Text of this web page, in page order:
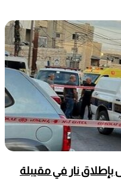
بإطلاق نار في مقيبلة